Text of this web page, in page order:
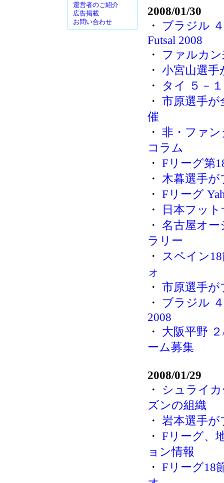
運営者のご紹介
広告掲載
お問い合わせ
2008/01/30
・ ブラジル
Futsal 2008
・ ファルカ
・ 小宮山選
・
タイ ５－
・ 市原選手
催
・ 非・ファ
コラム
・ Fリーグ第
・ 木暮選手
・ Fリーグ
・
日本フッ
・ 名古屋オ
ラリー
・
スペイン
ォ
・ 市原選手
・ ブラジル
2008
・ 大阪平野
ーム募集
2008/01/29
・ シュライ
ズンの組織
・ 岩本選手
・ Fリーグ、
ョン情報
・ Fリーグ18